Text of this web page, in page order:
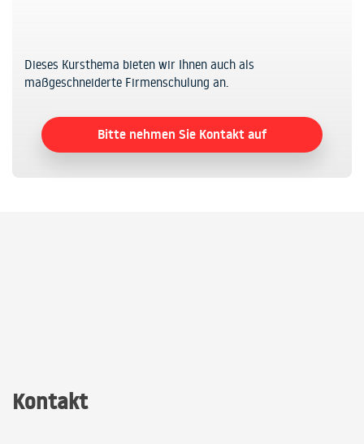
Dieses Kursthema bieten wir Ihnen auch als
maßgeschneiderte Firmenschulung an.
Bitte nehmen Sie Kontakt auf
Kontakt